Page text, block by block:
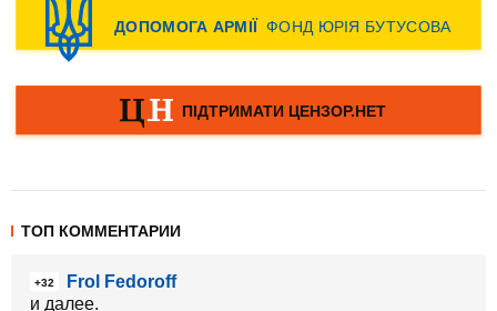
ТОП КОММЕНТАРИИ
+32
Frol Fedoroff
и далее.